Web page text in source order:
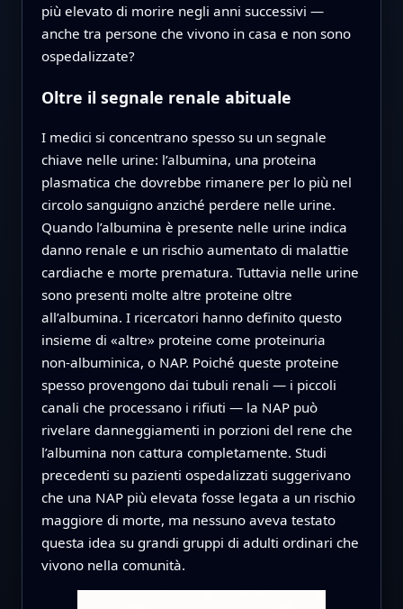
più elevato di morire negli anni successivi —
anche tra persone che vivono in casa e non sono
ospedalizzate?
Oltre il segnale renale abituale
I medici si concentrano spesso su un segnale
chiave nelle urine: l’albumina, una proteina
plasmatica che dovrebbe rimanere per lo più nel
circolo sanguigno anziché perdere nelle urine.
Quando l’albumina è presente nelle urine indica
danno renale e un rischio aumentato di malattie
cardiache e morte prematura. Tuttavia nelle urine
sono presenti molte altre proteine oltre
all’albumina. I ricercatori hanno definito questo
insieme di «altre» proteine come proteinuria
non‑albuminica, o NAP. Poiché queste proteine
spesso provengono dai tubuli renali — i piccoli
canali che processano i rifiuti — la NAP può
rivelare danneggiamenti in porzioni del rene che
l’albumina non cattura completamente. Studi
precedenti su pazienti ospedalizzati suggerivano
che una NAP più elevata fosse legata a un rischio
maggiore di morte, ma nessuno aveva testato
questa idea su grandi gruppi di adulti ordinari che
vivono nella comunità.